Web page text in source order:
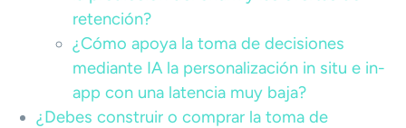
retención?
¿Cómo apoya la toma de decisiones
mediante IA la personalización in situ e in-
app con una latencia muy baja?
¿Debes construir o comprar la toma de